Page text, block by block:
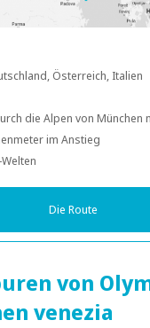
Österreich, Italien
die Alpen von München
im Anstieg
Die Route
von
venezia